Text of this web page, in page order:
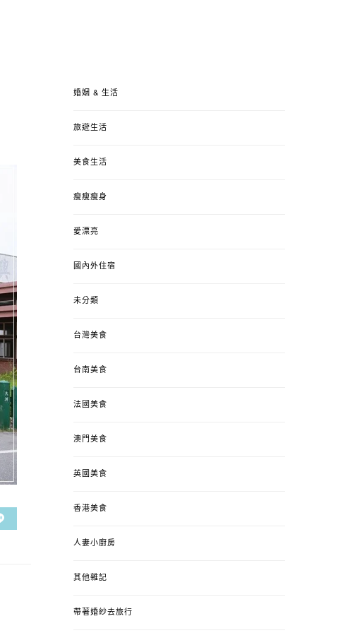
婚姻 & 生活
旅遊生活
美食生活
瘦瘦瘦身
愛漂亮
國內外住宿
未分類
台灣美食
台南美食
法國美食
澳門美食
英國美食
香港美食
人妻小廚房
其他雜記
帶著婚紗去旅行